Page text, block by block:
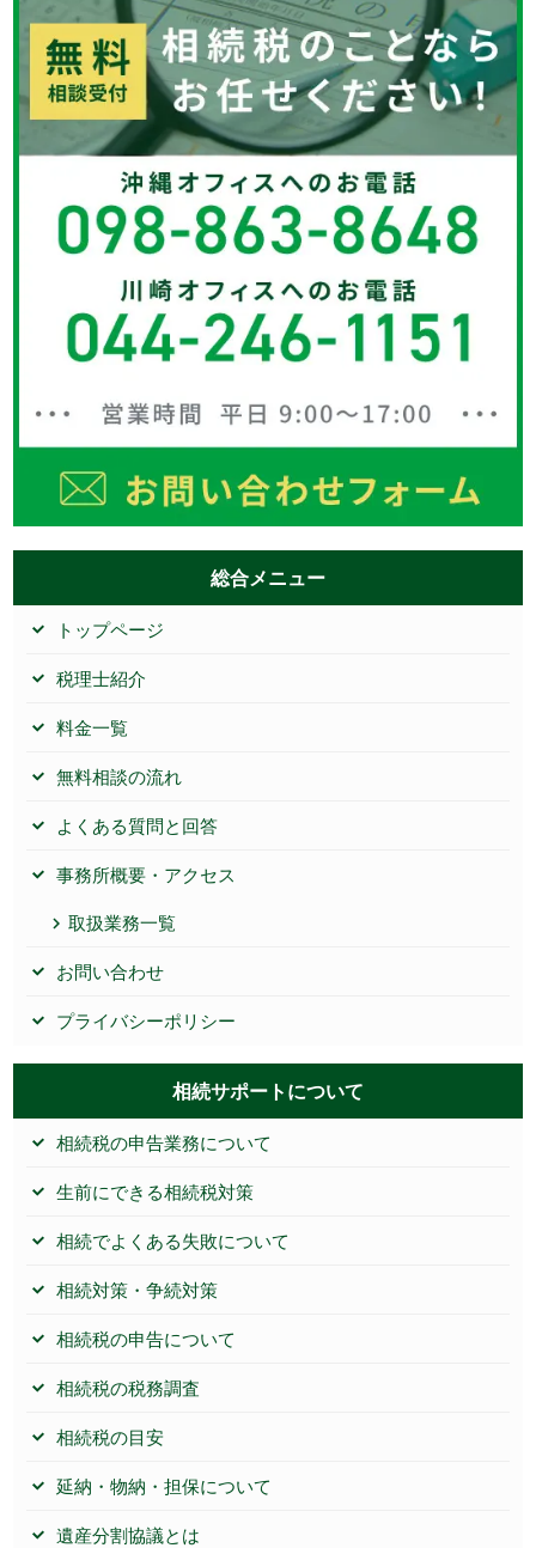
総合メニュー
トップページ
税理士紹介
料金一覧
無料相談の流れ
よくある質問と回答
事務所概要・アクセス
取扱業務一覧
お問い合わせ
プライバシーポリシー
相続サポートについて
相続税の申告業務について
生前にできる相続税対策
相続でよくある失敗について
相続対策・争続対策
相続税の申告について
相続税の税務調査
相続税の目安
延納・物納・担保について
遺産分割協議とは